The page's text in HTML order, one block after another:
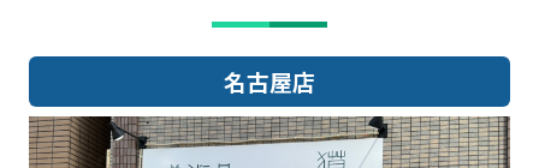
名古屋店